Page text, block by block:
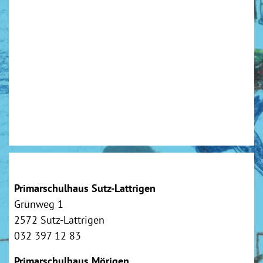
Primarschulhaus Sutz-Lattrigen
Grünweg 1
2572 Sutz-Lattrigen
032 397 12 83